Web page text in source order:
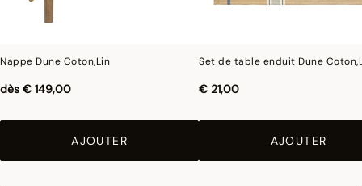
Nappe Dune Coton,Lin
dès € 149,00
AJOUTER
Set de table enduit Dune
€ 21,00
AJOUTER